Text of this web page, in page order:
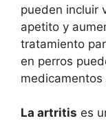
pueden incluir
apetito y
tratamiento
en perros
La artritis es